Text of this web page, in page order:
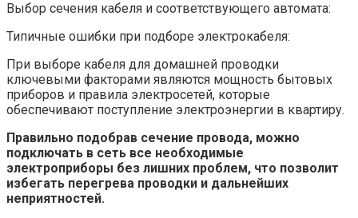
Выбор сечения кабеля и соответствующего автомата:
Типичные ошибки при подборе электрокабеля:
При выборе кабеля для домашней проводки
ключевыми факторами являются мощность бытовых
приборов и правила электросетей, которые
обеспечивают поступление электроэнергии в квартиру.
Правильно подобрав сечение провода, можно
подключать в сеть все необходимые
электроприборы без лишних проблем, что позволит
избегать перегрева проводки и дальнейших
неприятностей.